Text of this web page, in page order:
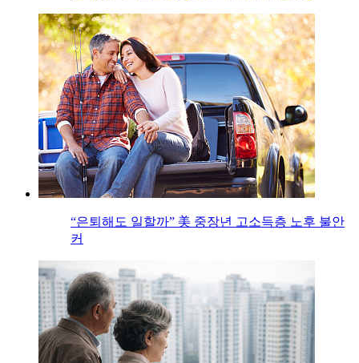
“은퇴해도 일할까” 美 중장년 고소득층 노후 불안
커